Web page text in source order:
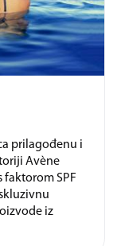
prilagođenu i
Avène
faktorom SPF
iz